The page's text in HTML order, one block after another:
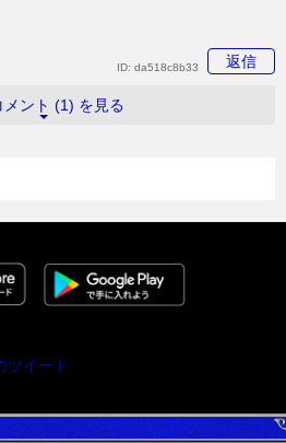
返信
ID: da518c8b33
メント (1) を見る
ツイート